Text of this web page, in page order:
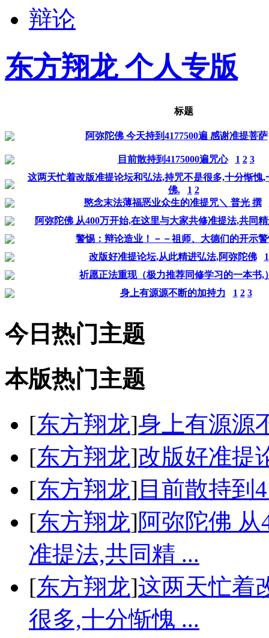
辩论
东方翔龙 个人专版
标题
阿弥陀佛 今天持到4177500遍 感谢准提菩萨
目前散持到4175000遍咒心 1 2 3
这两天忙着改版准提论坛和弘法,持咒不是很多,十分惭愧,
佛.
1 2
愍念末法薄福恶业众生的准提咒＼ 普光 撰
阿弥陀佛 从400万开始,在这里与大家共修准提法,共同
警惕：辩论造业！－－祖师、大德们的开示
改版好准提论坛,从此精进弘法,阿弥陀佛
1
祈愿正法重现（极力推荐同修学习的一本书,
身上有源源不断的加持力
1 2 3
今日热门主题
本版热门主题
[东方翔龙]身上有源源
[东方翔龙]改版好准提
[东方翔龙] 目前散持到
[东方翔龙]阿弥陀佛
准提法,共同精 ...
[东方翔龙]这两天忙着
很多,十分惭愧 ...